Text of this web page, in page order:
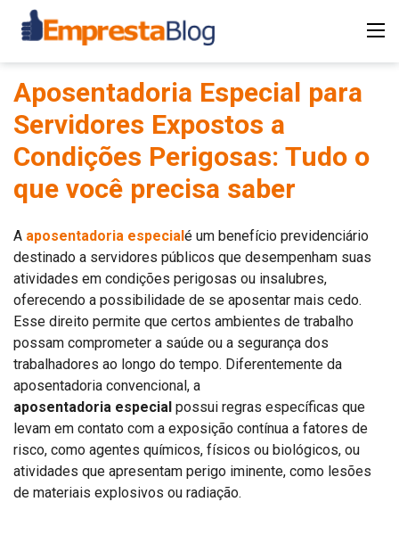
Aposentadoria Especial para
Servidores Expostos a
Condições Perigosas: Tudo o
que você precisa saber
A aposentadoria especial é um benefício previdenciário
destinado a servidores públicos que desempenham suas
atividades em condições perigosas ou insalubres,
oferecendo a possibilidade de se aposentar mais cedo.
Esse direito permite que certos ambientes de trabalho
possam comprometer a saúde ou a segurança dos
trabalhadores ao longo do tempo. Diferentemente da
aposentadoria convencional, a
aposentadoria especial possui regras específicas que
levam em contato com a exposição contínua a fatores de
risco, como agentes químicos, físicos ou biológicos, ou
atividades que apresentam perigo iminente, como lesões
de materiais explosivos ou radiação.